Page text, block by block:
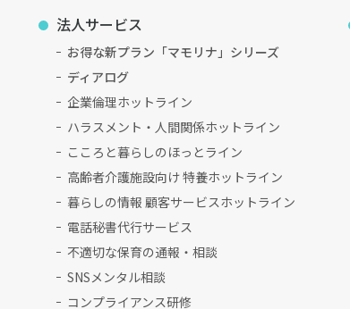
法人サービス
お得な新プラン「マモリナ」シリーズ
ディアログ
企業倫理ホットライン
ハラスメント・人間関係ホットライン
こころと暮らしのほっとライン
高齢者介護施設向け 特養ホットライン
暮らしの情報 顧客サービスホットライン
電話秘書代行サービス
不適切な保育の通報・相談
SNSメンタル相談
コンプライアンス研修